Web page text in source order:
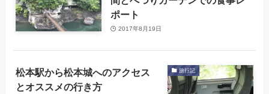
ポート
2017年8月19日
旅行記
松本駅から松本城へのアクセス
とオススメの行き方